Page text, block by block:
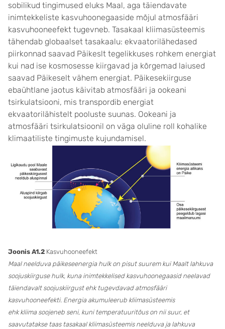
sobilikud tingimused eluks Maal, aga täiendavate
inimtekkeliste kasvuhoonegaaside mõjul atmosfääri
kasvuhooneefekt tugevneb. Tasakaal kliimasüsteemis
tähendab globaalset tasakaalu: ekvaatorilähedased
piirkonnad saavad Päikeslt tegelikkuses rohkem energiat
kui nad ise kosmosesse kiirgavad ja kõrgemad laiused
saavad Päikeselt vähem energiat. Päikesekiirguse
ebaühtlane jaotus käivitab atmosfääri ja ookeani
tsirkulatsiooni, mis transpordib energiat
ekvaatorilähistelt pooluste suunas. Ookeani ja
atmosfääri tsirkulatsioonil on väga oluline roll kohalike
klimaatiliste tingimuste kujundamisel.
Joonis A1.2 Kasvuhooneefekt
Maal neelduva päikeseenergia hulk on pisut suurem kui Maalt lahkuva
soojuskiirguse hulk, kuna inimtekkelised kasvuhoonegaasid neelavad
täiendavalt soojuskiirgust ehk tugevdavad atmosfääri
kasvuhooneefekti. Energia akumuleerub kliimasüsteemis
ehk kliima soojeneb seni, kuni temperatuuritõus on nii suur, et
saavutatakse taas tasakaal kliimasüsteemis neelduva ja lahkuva